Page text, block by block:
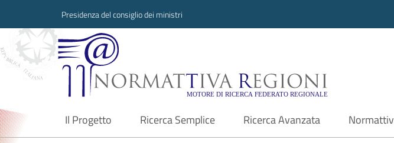
Presidenza del consiglio dei ministri
Normattiva Regioni -
Il Progetto
current Ricerca Semplice Ricerca Avanzata